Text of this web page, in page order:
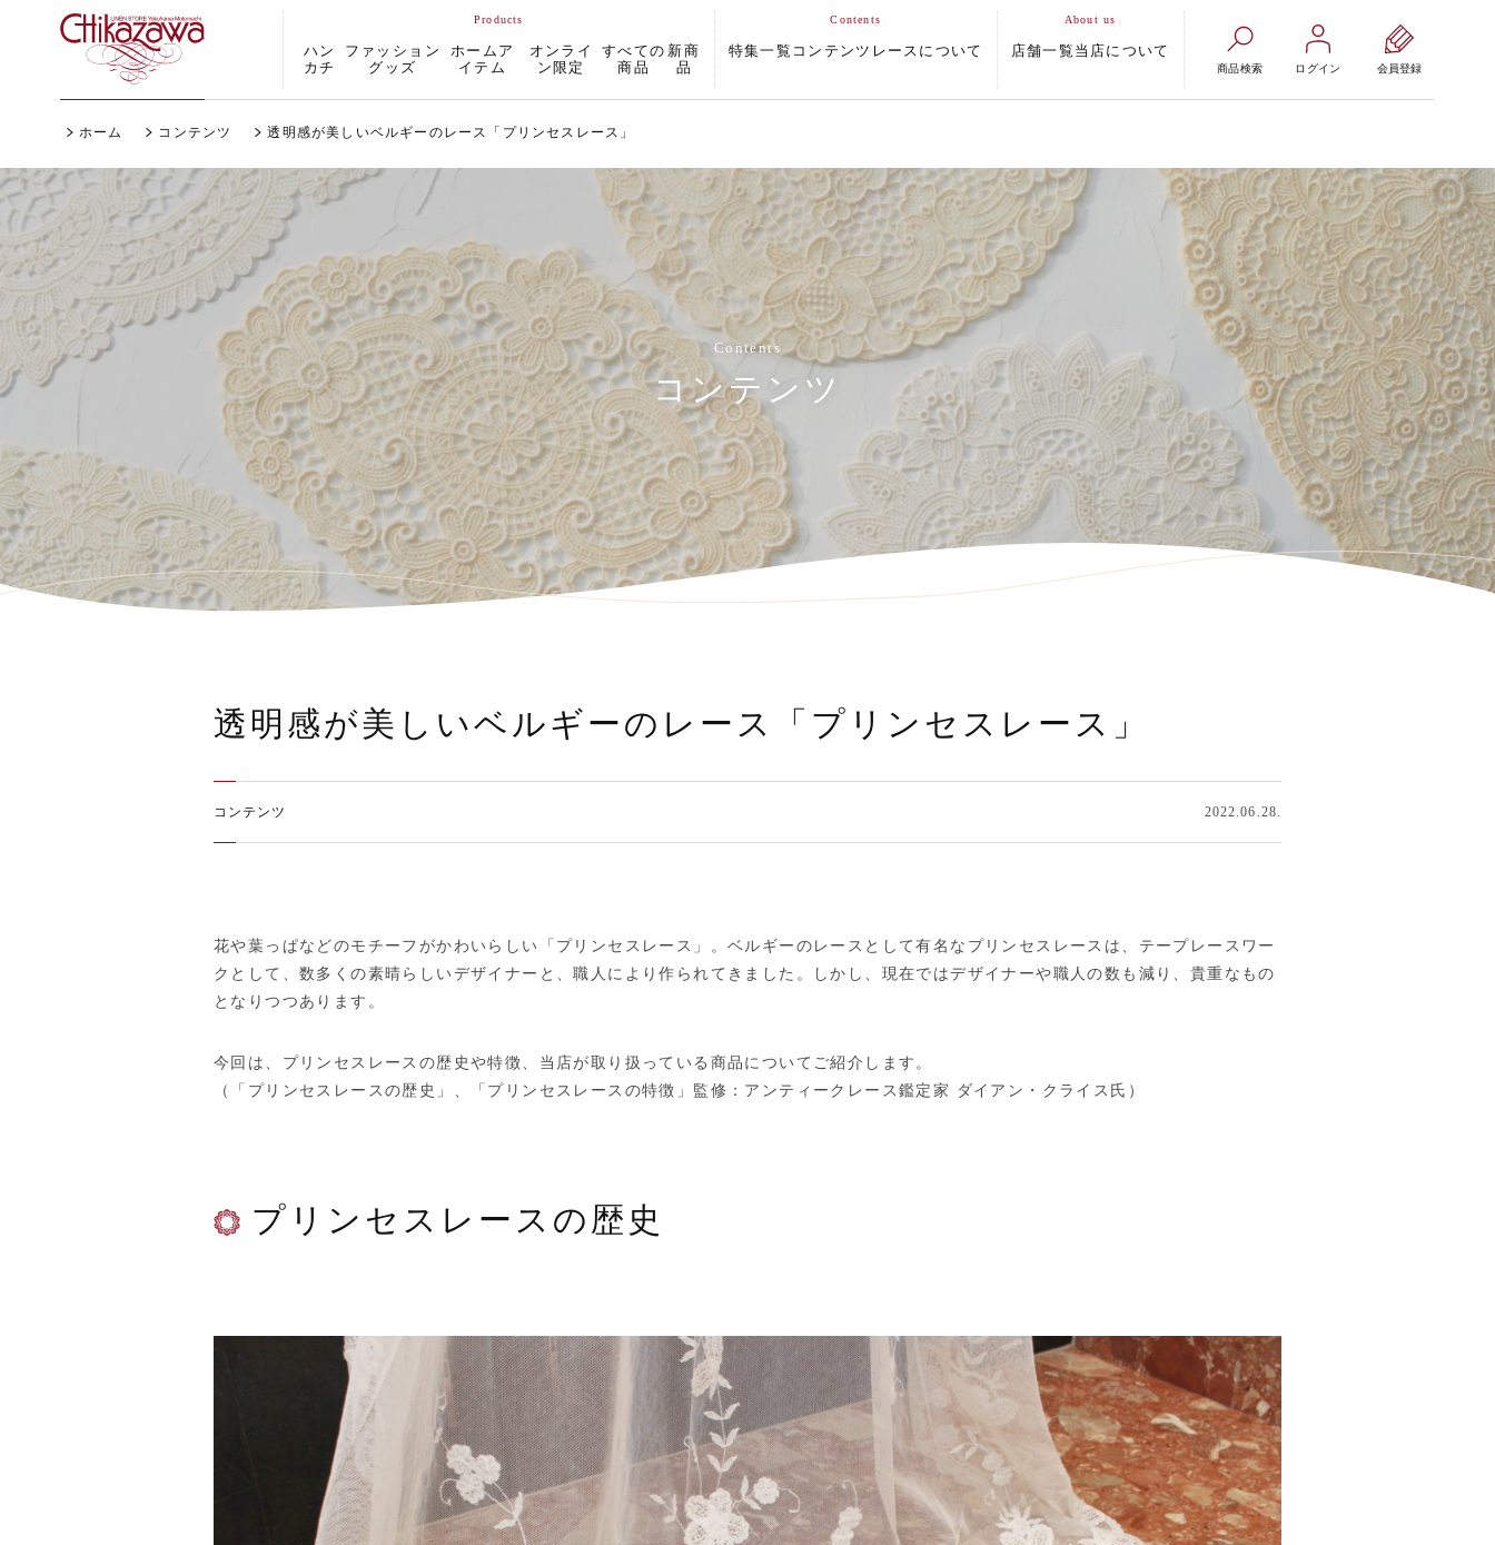
ハン
カチ
ファッション
グッズ
ホームア
イテム
オンライ
ン限定
すべての
商品
新商
品
特集一覧 コンテンツ レースについて 店舗一覧 当店について
商品検索 ログイン 会員登録
ホーム コンテンツ 透明感が美しいベルギーのレース「プリンセスレース」
Contents
コンテンツ
透明感が美しいベルギーのレース「プリンセスレース」
コンテンツ 2022.06.28.
花や葉っぱなどのモチーフがかわいらしい「プリンセスレース」。ベルギーのレースとして有名なプリンセスレースは、テープレースワー
クとして、数多くの素晴らしいデザイナーと、職人により作られてきました。しかし、現在ではデザイナーや職人の数も減り、貴重なもの
となりつつあります。
今回は、プリンセスレースの歴史や特徴、当店が取り扱っている商品についてご紹介します。
（「プリンセスレースの歴史」、「プリンセスレースの特徴」監修：アンティークレース鑑定家 ダイアン・クライス氏）
プリンセスレースの歴史